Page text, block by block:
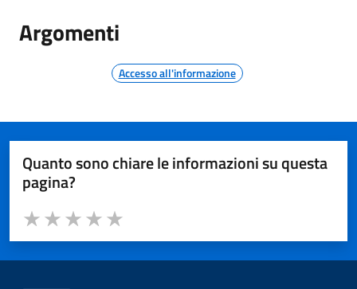
Argomenti
Accesso all'informazione
Quanto sono chiare le informazioni su questa
pagina?
Valuta da 1 a 5 stelle la pagina
Valuta 5 stelle su 5
Valuta 4 stelle su 5
Valuta 3 stelle su 5
Valuta 2 stelle su 5
Valuta 1 stelle su 5